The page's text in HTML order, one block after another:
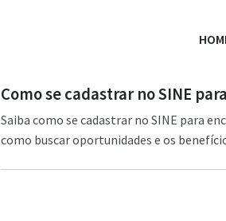
Como se cadastrar no SINE
Saiba como se cadastrar no SINE para
como buscar oportunidades e os